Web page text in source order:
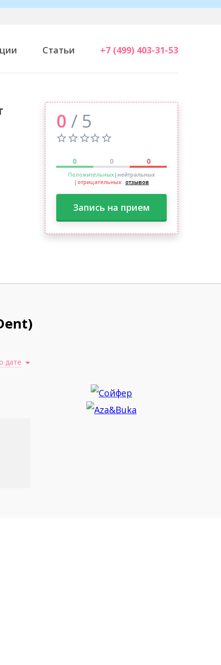
Статьи +7 (499) 403-31-53
0 / 5
0 0 0
Положительных|нейтральных
| отрицательных отзывов
Запись на прием
дате